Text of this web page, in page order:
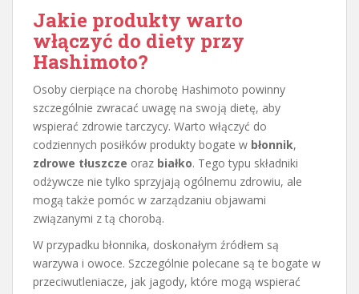
Jakie produkty warto
włączyć do diety przy
Hashimoto?
Osoby cierpiące na chorobę Hashimoto powinny
szczególnie zwracać uwagę na swoją dietę, aby
wspierać zdrowie tarczycy. Warto włączyć do
codziennych posiłków produkty bogate w błonnik,
zdrowe tłuszcze oraz białko. Tego typu składniki
odżywcze nie tylko sprzyjają ogólnemu zdrowiu, ale
mogą także pomóc w zarządzaniu objawami
związanymi z tą chorobą.
W przypadku błonnika, doskonałym źródłem są
warzywa i owoce. Szczególnie polecane są te bogate w
przeciwutleniacze, jak jagody, które mogą wspierać